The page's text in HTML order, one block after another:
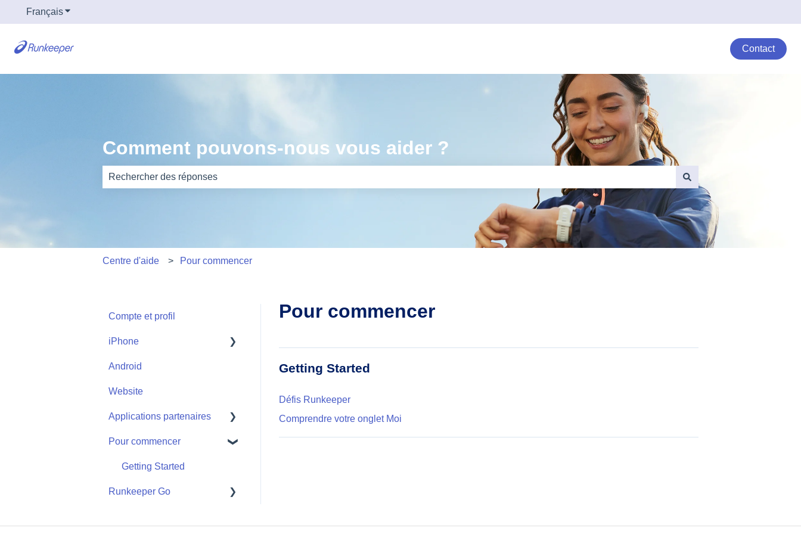
FrançaisAfficher le sous-menu pour les traductions
Contact
Comment pouvons-nous vous aider ?
Centre d'aide Pour commencer
Pour commencer
Getting Started
Défis Runkeeper
Comprendre votre onglet Moi
Compte et profil
iPhone
Start
Android
Website
Applications partenaires
Applications partenaires
Pour commencer
Getting Started
Runkeeper Go